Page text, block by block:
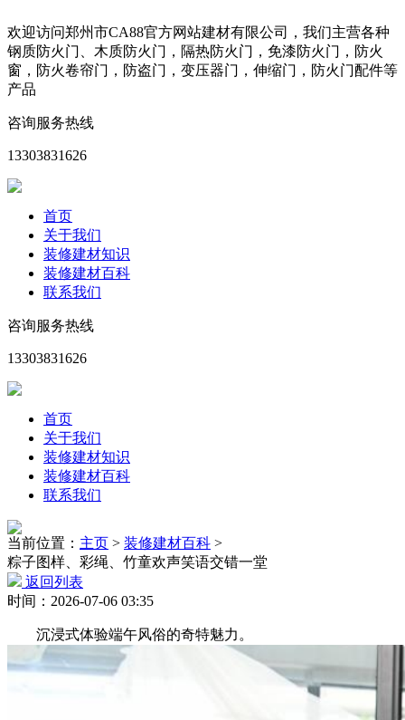
欢迎访问郑州市CA88官方网站建材有限公司，我们主营各种
钢质防火门、木质防火门，隔热防火门，免漆防火门，防火
窗，防火卷帘门，防盗门，变压器门，伸缩门，防火门配件等
产品
咨询服务热线
13303831626
首页
关于我们
装修建材知识
装修建材百科
联系我们
咨询服务热线
13303831626
首页
关于我们
装修建材知识
装修建材百科
联系我们
当前位置： 主页 > 装修建材百科 >
粽子图样、彩绳、竹童欢声笑语交错一堂
返回列表
时间：2026-07-06 03:35
沉浸式体验端午风俗的奇特魅力。